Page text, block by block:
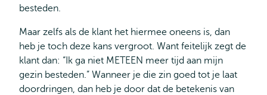
besteden.
Maar zelfs als de klant het hiermee oneens is, dan
heb je toch deze kans vergroot. Want feitelijk zegt de
klant dan: “Ik ga niet METEEN meer tijd aan mijn
gezin besteden.” Wanneer je die zin goed tot je laat
doordringen, dan heb je door dat de betekenis van